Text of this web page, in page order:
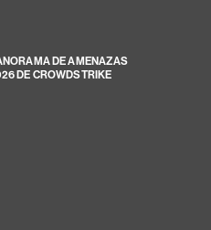
DE AMENAZAS
DE CROWDSTRIKE